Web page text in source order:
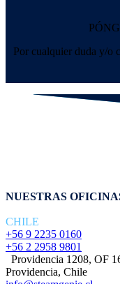
Por cualquier duda y/o
NUESTRAS
CHILE
+56 9 2235 0160‬
+56 2 2958 9801
Providencia 1208, OF
Providencia, Chile